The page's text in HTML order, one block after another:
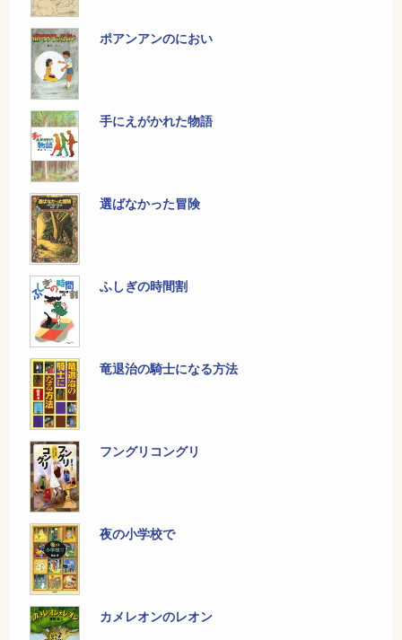
ポアンアンのにおい
手にえがかれた物語
選ばなかった冒険
ふしぎの時間割
竜退治の騎士になる方法
フングリコングリ
夜の小学校で
カメレオンのレオン